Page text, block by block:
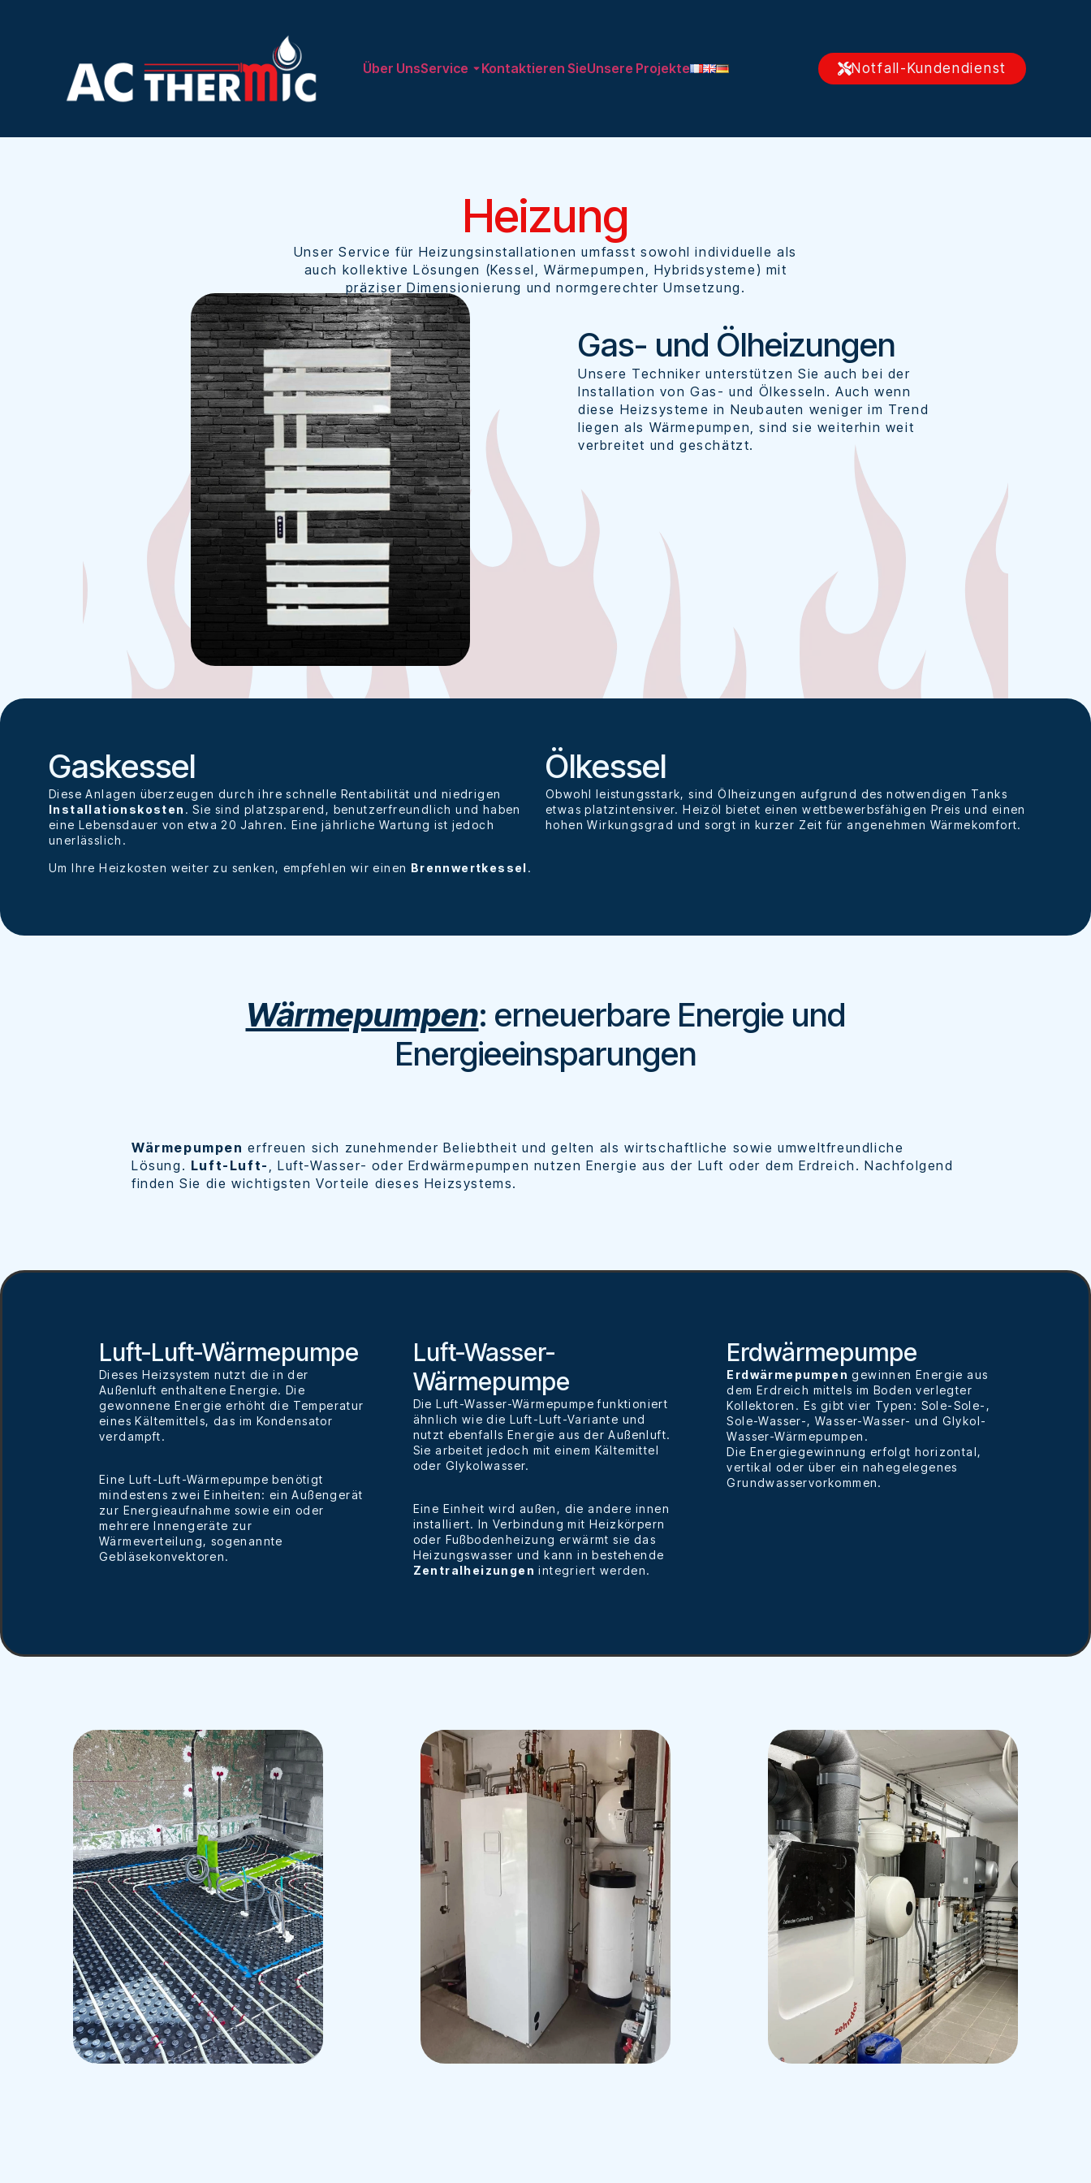
Über UnsService Kontaktieren SieUnsere Projekte Notfall-Kundendienst
Heizung
Unser Service für Heizungsinstallationen umfasst sowohl individuelle als
auch kollektive Lösungen (Kessel, Wärmepumpen, Hybridsysteme) mit
präziser Dimensionierung und normgerechter Umsetzung.
Gas- und Ölheizungen
Unsere Techniker unterstützen Sie auch bei der
Installation von Gas- und Ölkesseln. Auch wenn
diese Heizsysteme in Neubauten weniger im Trend
liegen als Wärmepumpen, sind sie weiterhin weit
verbreitet und geschätzt.
Gaskessel
Diese Anlagen überzeugen durch ihre schnelle Rentabilität und niedrigen
Installationskosten . Sie sind platzsparend, benutzerfreundlich und haben
eine Lebensdauer von etwa 20 Jahren. Eine jährliche Wartung ist jedoch
unerlässlich.
Um Ihre Heizkosten weiter zu senken, empfehlen wir einen Brennwertkessel.
Ölkessel
Obwohl leistungsstark, sind Ölheizungen aufgrund des notwendigen Tanks
etwas platzintensiver. Heizöl bietet einen wettbewerbsfähigen Preis und einen
hohen Wirkungsgrad und sorgt in kurzer Zeit für angenehmen Wärmekomfort.
Wärmepumpen: erneuerbare Energie und
Energieeinsparungen
Wärmepumpen erfreuen sich zunehmender Beliebtheit und gelten als wirtschaftliche sowie umweltfreundliche
Lösung. Luft-Luft-
, Luft-Wasser- oder Erdwärmepumpen nutzen Energie aus der Luft oder dem Erdreich. Nachfolgend
finden Sie die wichtigsten Vorteile dieses Heizsystems.
Luft-Luft-Wärmepumpe
Dieses Heizsystem nutzt die in der
Außenluft enthaltene Energie. Die
gewonnene Energie erhöht die Temperatur
eines Kältemittels, das im Kondensator
verdampft.
Eine Luft-Luft-Wärmepumpe benötigt
mindestens zwei Einheiten: ein Außengerät
zur Energieaufnahme sowie ein oder
mehrere Innengeräte zur
Wärmeverteilung, sogenannte
Gebläsekonvektoren.
Luft-Wasser-
Wärmepumpe
Die Luft-Wasser-Wärmepumpe funktioniert
ähnlich wie die Luft-Luft-Variante und
nutzt ebenfalls Energie aus der Außenluft.
Sie arbeitet jedoch mit einem Kältemittel
oder Glykolwasser.
Eine Einheit wird außen, die andere innen
installiert. In Verbindung mit Heizkörpern
oder Fußbodenheizung erwärmt sie das
Heizungswasser und kann in bestehende
Zentralheizungen integriert werden.
Erdwärmepumpe
Erdwärmepumpen gewinnen Energie aus
dem Erdreich mittels im Boden verlegter
Kollektoren. Es gibt vier Typen: Sole-Sole-,
Sole-Wasser-, Wasser-Wasser- und Glykol-
Wasser-Wärmepumpen.
Die Energiegewinnung erfolgt horizontal,
vertikal oder über ein nahegelegenes
Grundwasservorkommen.